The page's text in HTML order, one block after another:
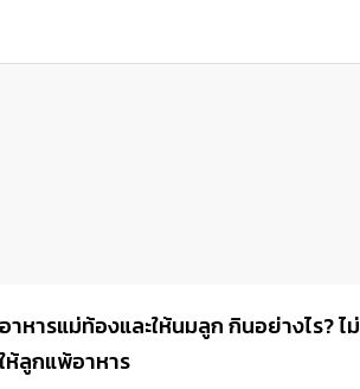
อาหารแม่ท้องและให้นมลูก กินอย่างไร? ไม่
ให้ลูกแพ้อาหาร